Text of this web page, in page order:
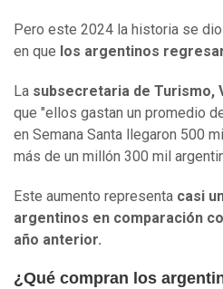
Pero este 2024 la historia se
en que los argentinos
La subsecretaria de Turismo,
que "ellos gastan un promedio
en Semana Santa llegaron 500
más de un millón 300 mil
Este aumento representa casi
argentinos en comparación
año anterior.
¿Qué compran los